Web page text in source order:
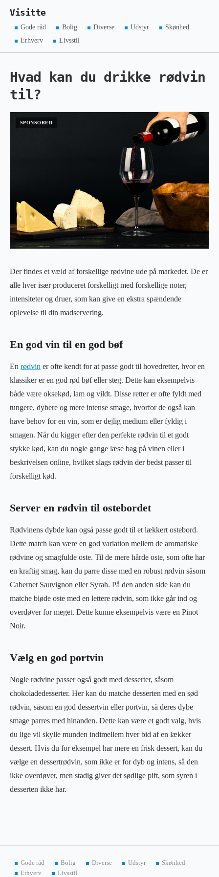
Visitte
Gode råd Bolig Diverse Udstyr
Skønhed
Erhverv
Livsstil
Hvad kan du drikke rødvin
til?
Der findes et væld af forskellige rødvine ude på markedet. De er
alle hver især produceret forskelligt med forskellige noter,
intensiteter og druer, som kan give en ekstra spændende
oplevelse til din madservering.
En god vin til en god bøf
En rødvin er ofte kendt for at passe godt til hovedretter, hvor en
klassiker er en god rød bøf eller steg. Dette kan eksempelvis
både være oksekød, lam og vildt. Disse retter er ofte fyldt med
tungere, dybere og mere intense smage, hvorfor de også kan
have behov for en vin, som er dejlig medium eller fyldig i
smagen. Når du kigger efter den perfekte rødvin til et godt
stykke kød, kan du nogle gange læse bag på vinen eller i
beskrivelsen online, hvilket slags rødvin der bedst passer til
forskelligt kød.
Server en rødvin til ostebordet
Rødvinens dybde kan også passe godt til et lækkert ostebord.
Dette match kan være en god variation mellem de aromatiske
rødvine og smagfulde oste. Til de mere hårde oste, som ofte har
en kraftig smag, kan du parre disse med en robust rødvin såsom
Cabernet Sauvignon eller Syrah. På den anden side kan du
matche bløde oste med en lettere rødvin, som ikke går ind og
overdøver for meget. Dette kunne eksempelvis være en Pinot
Noir.
Vælg en god portvin
Nogle rødvine passer også godt med desserter, såsom
chokoladedesserter. Her kan du matche desserten med en sød
rødvin, såsom en god dessertvin eller portvin, så deres dybe
smage parres med hinanden. Dette kan være et godt valg, hvis
du lige vil skylle munden indimellem hver bid af en lækker
dessert. Hvis du for eksempel har mere en frisk dessert, kan du
vælge en dessertrødvin, som ikke er for dyb og intens, så den
ikke overdøver, men stadig giver det sødlige pift, som syren i
desserten ikke har.
Gode råd Bolig Diverse Udstyr
Skønhed
Erhverv
Livsstil